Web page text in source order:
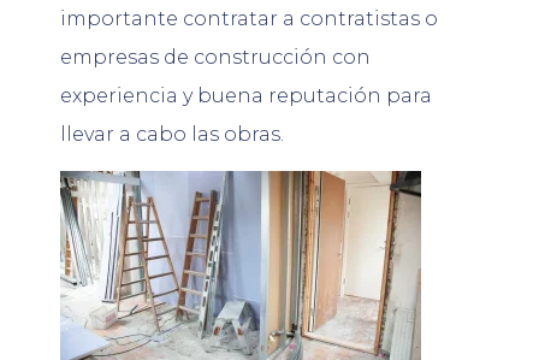
importante contratar a contratistas o
empresas de construcción con
experiencia y buena reputación para
llevar a cabo las obras.